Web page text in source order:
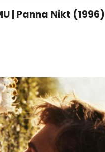
| Panna Nikt (1996)